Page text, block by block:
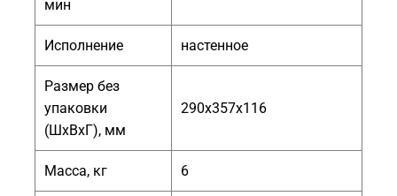
мин
Исполнение настенное
Размер без
упаковки
(ШхВхГ), мм
290х357х116
Масса, кг 6